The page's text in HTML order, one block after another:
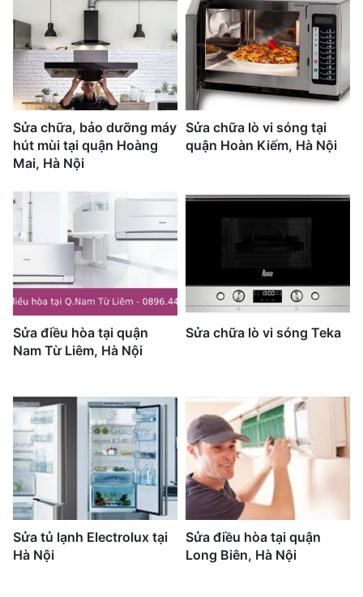
Sửa chữa, bảo dưỡng máy
hút mùi tại quận Hoàng
Mai, Hà Nội
Sửa chữa lò vi sóng tại
quận Hoàn Kiếm, Hà Nội
Sửa điều hòa tại quận
Nam Từ Liêm, Hà Nội
Sửa chữa lò vi sóng Teka
Sửa tủ lạnh Electrolux tại
Hà Nội
Sửa điều hòa tại quận
Long Biên, Hà Nội